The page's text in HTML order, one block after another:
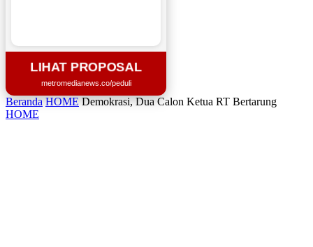
LIHAT PROPOSAL
metromedianews.co/peduli
Beranda HOME Demokrasi, Dua Calon Ketua RT Bertarung
HOME